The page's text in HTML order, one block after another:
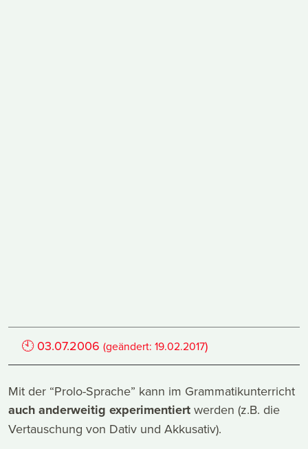
🕙 03.07.2006 (geändert:19.02.2017)
Mit der “Prolo-Sprache” kann im Grammatikunterricht
auch anderweitig experimentiert werden (z.B. die
Vertauschung von Dativ und Akkusativ).